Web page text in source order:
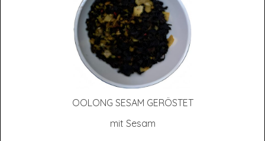
OOLONG SESAM GERÖSTET
mit Sesam